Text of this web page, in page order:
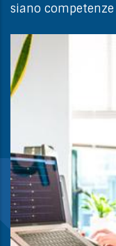
siano competenze